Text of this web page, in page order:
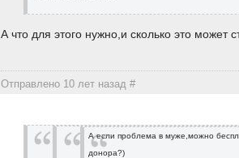
А что для этого нужно,и сколько это может
Отправлено 10 лет назад#
А если проблема в муже,можно
донора?)